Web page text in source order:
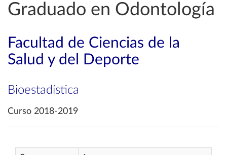
Graduado en Odontología
Facultad de Ciencias de la
Salud y del Deporte
Bioestadística
Curso 2018-2019